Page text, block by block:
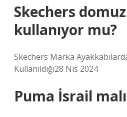
Skechers
kullanıyor mu?
Skechers Marka
Kullanıldığı28 Nis 2024
Puma İsrail malı